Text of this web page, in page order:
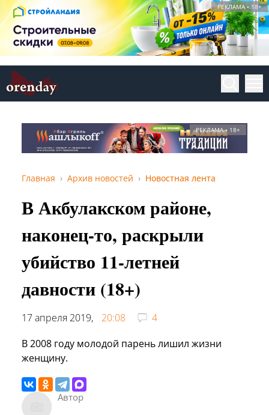
РЕКЛАМА • 18+
РЕКЛАМА • 18+
Главная Архив новостей Новостная лента
В Акбулакском районе,
наконец-то, раскрыли
убийство 11-летней
давности (18+)
17 апреля 2019, 20:08
4
В 2008 году молодой парень лишил жизни
женщину.
Автор